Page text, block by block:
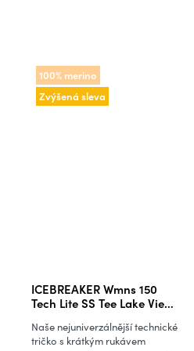
100% merino
Zvýšená sleva
ICEBREAKER Wmns 150
Tech Lite SS Tee Lake View,
hodnocení
produktu
je
Naše nejuniverzálnější technické
tričko s krátkým rukávem